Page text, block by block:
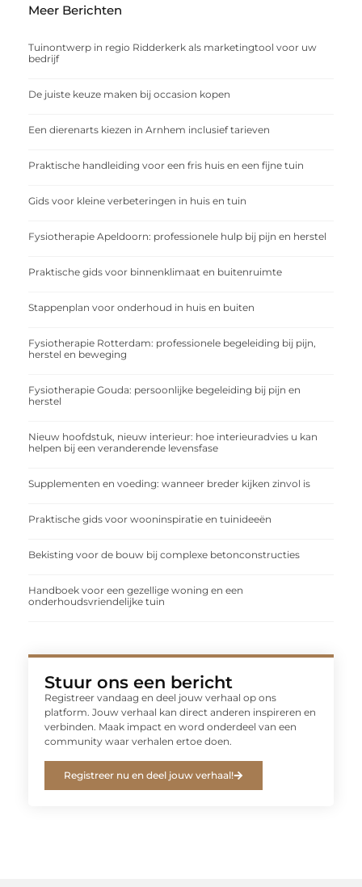
Meer Berichten
Tuinontwerp in regio Ridderkerk als marketingtool voor uw
bedrijf
De juiste keuze maken bij occasion kopen
Een dierenarts kiezen in Arnhem inclusief tarieven
Praktische handleiding voor een fris huis en een fijne tuin
Gids voor kleine verbeteringen in huis en tuin
Fysiotherapie Apeldoorn: professionele hulp bij pijn en herstel
Praktische gids voor binnenklimaat en buitenruimte
Stappenplan voor onderhoud in huis en buiten
Fysiotherapie Rotterdam: professionele begeleiding bij pijn,
herstel en beweging
Fysiotherapie Gouda: persoonlijke begeleiding bij pijn en
herstel
Nieuw hoofdstuk, nieuw interieur: hoe interieuradvies u kan
helpen bij een veranderende levensfase
Supplementen en voeding: wanneer breder kijken zinvol is
Praktische gids voor wooninspiratie en tuinideeën
Bekisting voor de bouw bij complexe betonconstructies
Handboek voor een gezellige woning en een
onderhoudsvriendelijke tuin
Stuur ons een bericht
Registreer vandaag en deel jouw verhaal op ons
platform. Jouw verhaal kan direct anderen inspireren en
verbinden. Maak impact en word onderdeel van een
community waar verhalen ertoe doen.
Registreer nu en deel jouw verhaal!